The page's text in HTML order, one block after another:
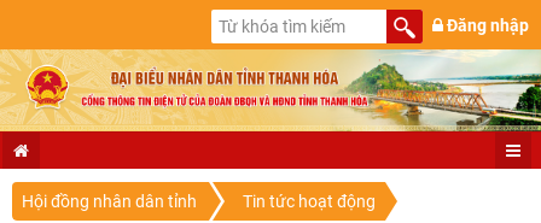
Đăng nhập
Hội đồng nhân dân tỉnh Tin tức hoạt động